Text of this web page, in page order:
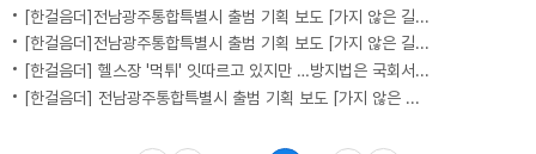
[한걸음더]전남광주통합특별시 출범 기획 보도 [가지 않은 길] 4편 프랑스 지역 통합 10년 성적표
[한걸음더]전남광주통합특별시 출범 기획 보도 [가지 않은 길] 3편 프랑스 통합 10년 지났지만..."우린 여전히 알자스인"
[한걸음더] 헬스장 '먹튀' 잇따르고 있지만 …방지법은 국회서 낮잠
[한걸음더] 전남광주통합특별시 출범 기획 보도 [가지 않은 길] 2편 지방이 주도한 투자..'유럽 상위 5개 지역' 도약 비결은?